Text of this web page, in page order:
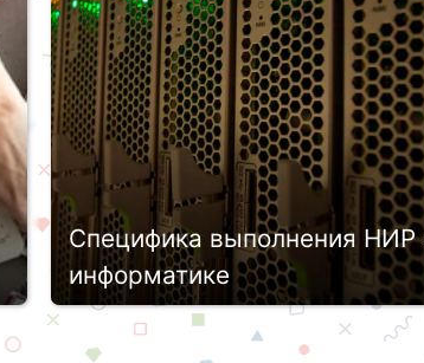
Специфика выполнения НИР
информатике
У каждой научно-исследовательской